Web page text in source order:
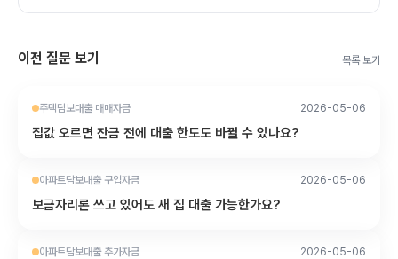
이전 질문 보기 목록 보기
주택담보대출 매매자금 2026-05-06
집값 오르면 잔금 전에 대출 한도도 바뀔 수 있나요?
아파트담보대출 구입자금 2026-05-06
보금자리론 쓰고 있어도 새 집 대출 가능한가요?
아파트담보대출 추가자금 2026-05-06